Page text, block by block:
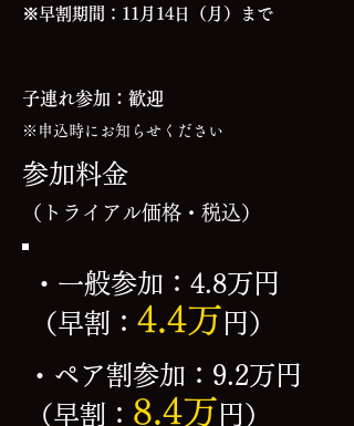
※早割期間：11月14日（月）まで
子連れ参加：歓迎
※申込時にお知らせください
参加料金
（トライアル価格・税込）
・一般参加：4.8万円
（早割： 4.4万 円）
・ペア割参加：9.2万円
（早割： 8.4万 円）